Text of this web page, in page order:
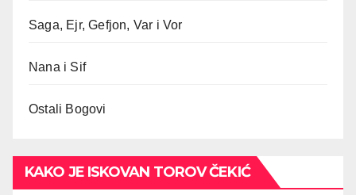
Saga, Ejr, Gefjon, Var i Vor
Nana i Sif
Ostali Bogovi
KAKO JE ISKOVAN TOROV ČEKIĆ